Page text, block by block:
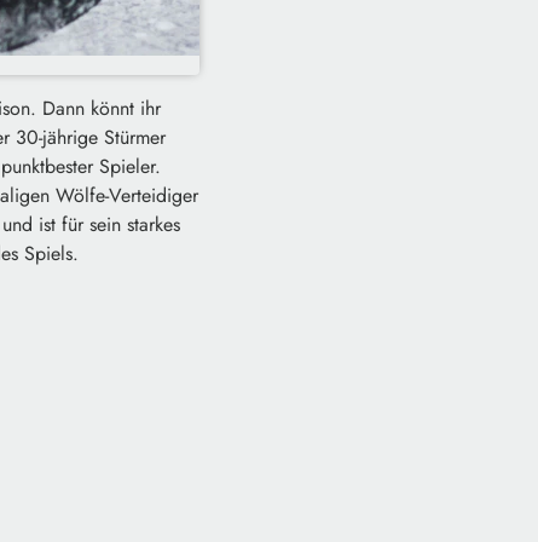
Dann könnt ihr
30-jährige Stürmer
Spieler.
Wölfe-Verteidiger
ist für sein starkes
Spiels.